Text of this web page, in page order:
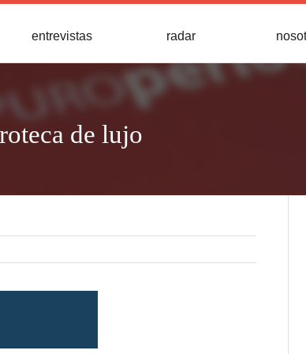
entrevistas radar
de lujo